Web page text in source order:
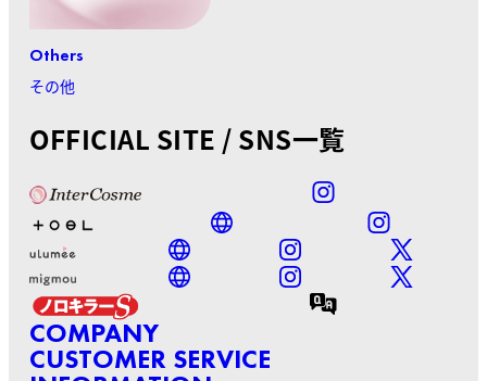
Others
その他
OFFICIAL SITE / SNS一覧
COMPANY
CUSTOMER SERVICE